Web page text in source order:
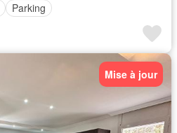
Parking
Mise à jour